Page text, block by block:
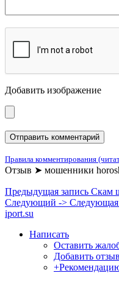
Добавить изображение
Правила комментирования
Отзыв ➤ мошенники
Предыдущая запись Скам
Следующий -> Следующая
iport.su
Написать
Оставить
Добавить отзыв